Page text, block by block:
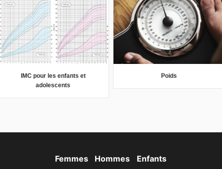
IMC pour les enfants et
adolescents
Poids
Femmes Hommes Enfants